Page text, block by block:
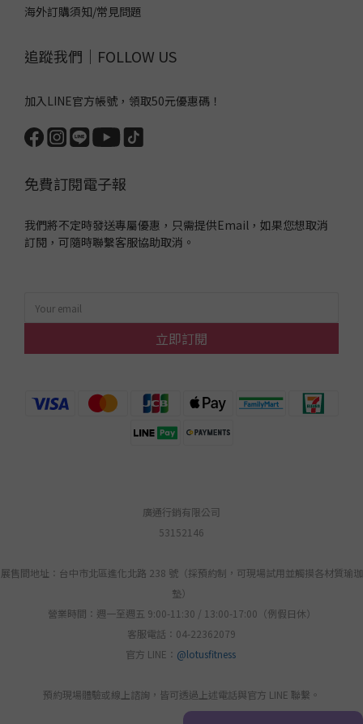
海外訂購須知/常見問題
追蹤我們｜FOLLOW US
加入LINE官方帳號，領取50元優惠碼！
免費訂閱電子報
我們將不定時發送專屬優惠，只需提供Email，如果您想取消
訂閱，可隨時聯繫客服協助取消。
立即訂閱
廣通行銷有限公司
53152146
展售間地址：台中市北區進化北路 238 號（採預約制，可現場試用並觸摸各材質瑜珈
墊）
營業時間：週一至週五 9:00-11:30 / 13:00-17:00（例假日休）
客服電話：04-22362079
官方 LINE： @lotusfitness
預約現場體驗或線上諮詢，皆可透過上述電話與官方 LINE 聯繫。